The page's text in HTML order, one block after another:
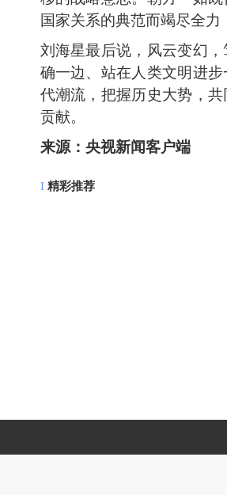
国家关系的典范而竭尽全力
刘海星最后说，风云变幻
确一边、站在人类文明进
代潮流，把握历史大势，
贡献。
来源：央视新闻客户端
I 精彩推荐